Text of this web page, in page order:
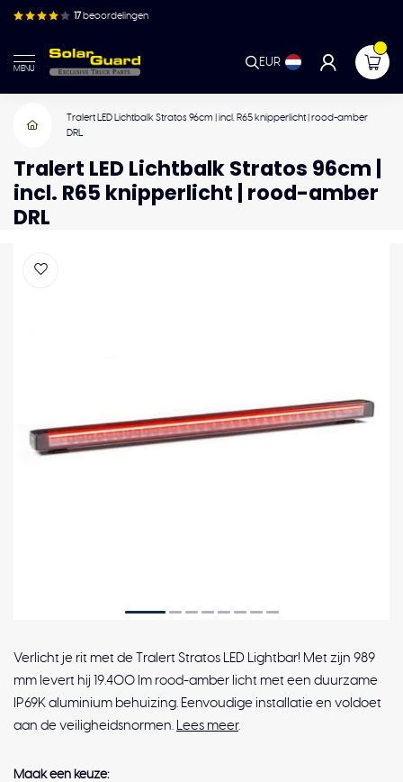
17 beoordelingen
MENU
EUR
Tralert LED Lichtbalk Stratos 96cm | incl. R65 knipperlicht | rood-amber
DRL
Tralert LED Lichtbalk Stratos 96cm |
incl. R65 knipperlicht | rood-amber
DRL
Verlicht je rit met de Tralert Stratos LED Lightbar! Met zijn 989
mm levert hij 19.400 lm rood-amber licht met een duurzame
IP69K aluminium behuizing. Eenvoudige installatie en voldoet
aan de veiligheidsnormen. Lees meer.
Maak een keuze: